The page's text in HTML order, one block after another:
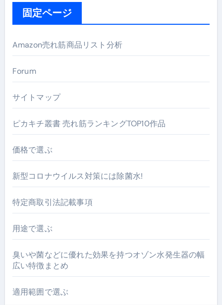
固定ページ
Amazon売れ筋商品リスト分析
Forum
サイトマップ
ピカキチ叢書 売れ筋ランキングTOP10作品
価格で選ぶ
新型コロナウイルス対策には除菌水!
特定商取引法記載事項
用途で選ぶ
臭いや菌などに優れた効果を持つオゾン水発生器の幅
広い特徴まとめ
適用範囲で選ぶ